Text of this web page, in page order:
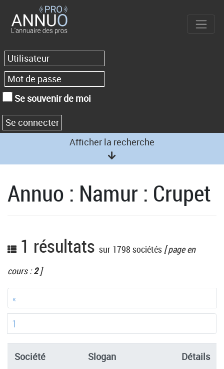
Se souvenir de moi
Afficher la recherche
Annuo : Namur : Crupet
1 résultats sur 1798 sociétés [ page en
cours :2]
«
1
Société Slogan Détails